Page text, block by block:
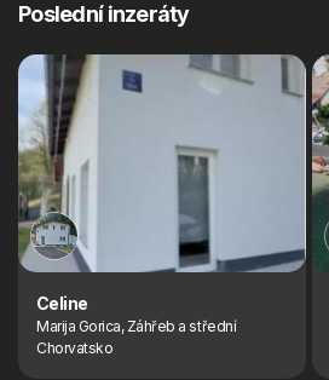
Poslední inzeráty
Celine
Marija Gorica, Záhřeb a střední
Chorvatsko